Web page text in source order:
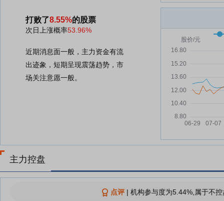
打败了8.55%的股票
次日上涨概率53.96%
近期消息面一般，主力资金有流
出迹象，短期呈现震荡趋势，市
场关注意愿一般。
主力控盘
点评| 机构参与度为5.44%,属于不